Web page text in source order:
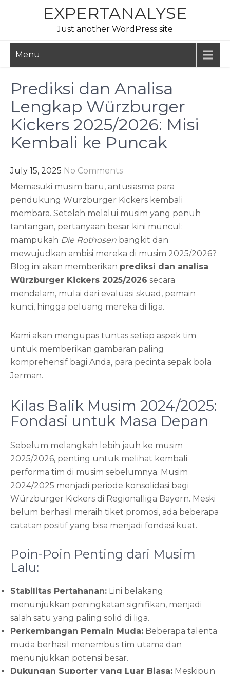
EXPERTANALYSE
Just another WordPress site
Menu
Prediksi dan Analisa
Lengkap Würzburger
Kickers 2025/2026: Misi
Kembali ke Puncak
July 15, 2025 No Comments
Memasuki musim baru, antusiasme para
pendukung Würzburger Kickers kembali
membara. Setelah melalui musim yang penuh
tantangan, pertanyaan besar kini muncul:
mampukah Die Rothosen bangkit dan
mewujudkan ambisi mereka di musim 2025/2026?
Blog ini akan memberikan prediksi dan analisa
Würzburger Kickers 2025/2026 secara
mendalam, mulai dari evaluasi skuad, pemain
kunci, hingga peluang mereka di liga.
Kami akan mengupas tuntas setiap aspek tim
untuk memberikan gambaran paling
komprehensif bagi Anda, para pecinta sepak bola
Jerman.
Kilas Balik Musim 2024/2025:
Fondasi untuk Masa Depan
Sebelum melangkah lebih jauh ke musim
2025/2026, penting untuk melihat kembali
performa tim di musim sebelumnya. Musim
2024/2025 menjadi periode konsolidasi bagi
Würzburger Kickers di Regionalliga Bayern. Meski
belum berhasil meraih tiket promosi, ada beberapa
catatan positif yang bisa menjadi fondasi kuat.
Poin-Poin Penting dari Musim
Lalu:
Stabilitas Pertahanan: Lini belakang
menunjukkan peningkatan signifikan, menjadi
salah satu yang paling solid di liga.
Perkembangan Pemain Muda: Beberapa talenta
muda berhasil menembus tim utama dan
menunjukkan potensi besar.
Dukungan Suporter yang Luar Biasa: Meskipun